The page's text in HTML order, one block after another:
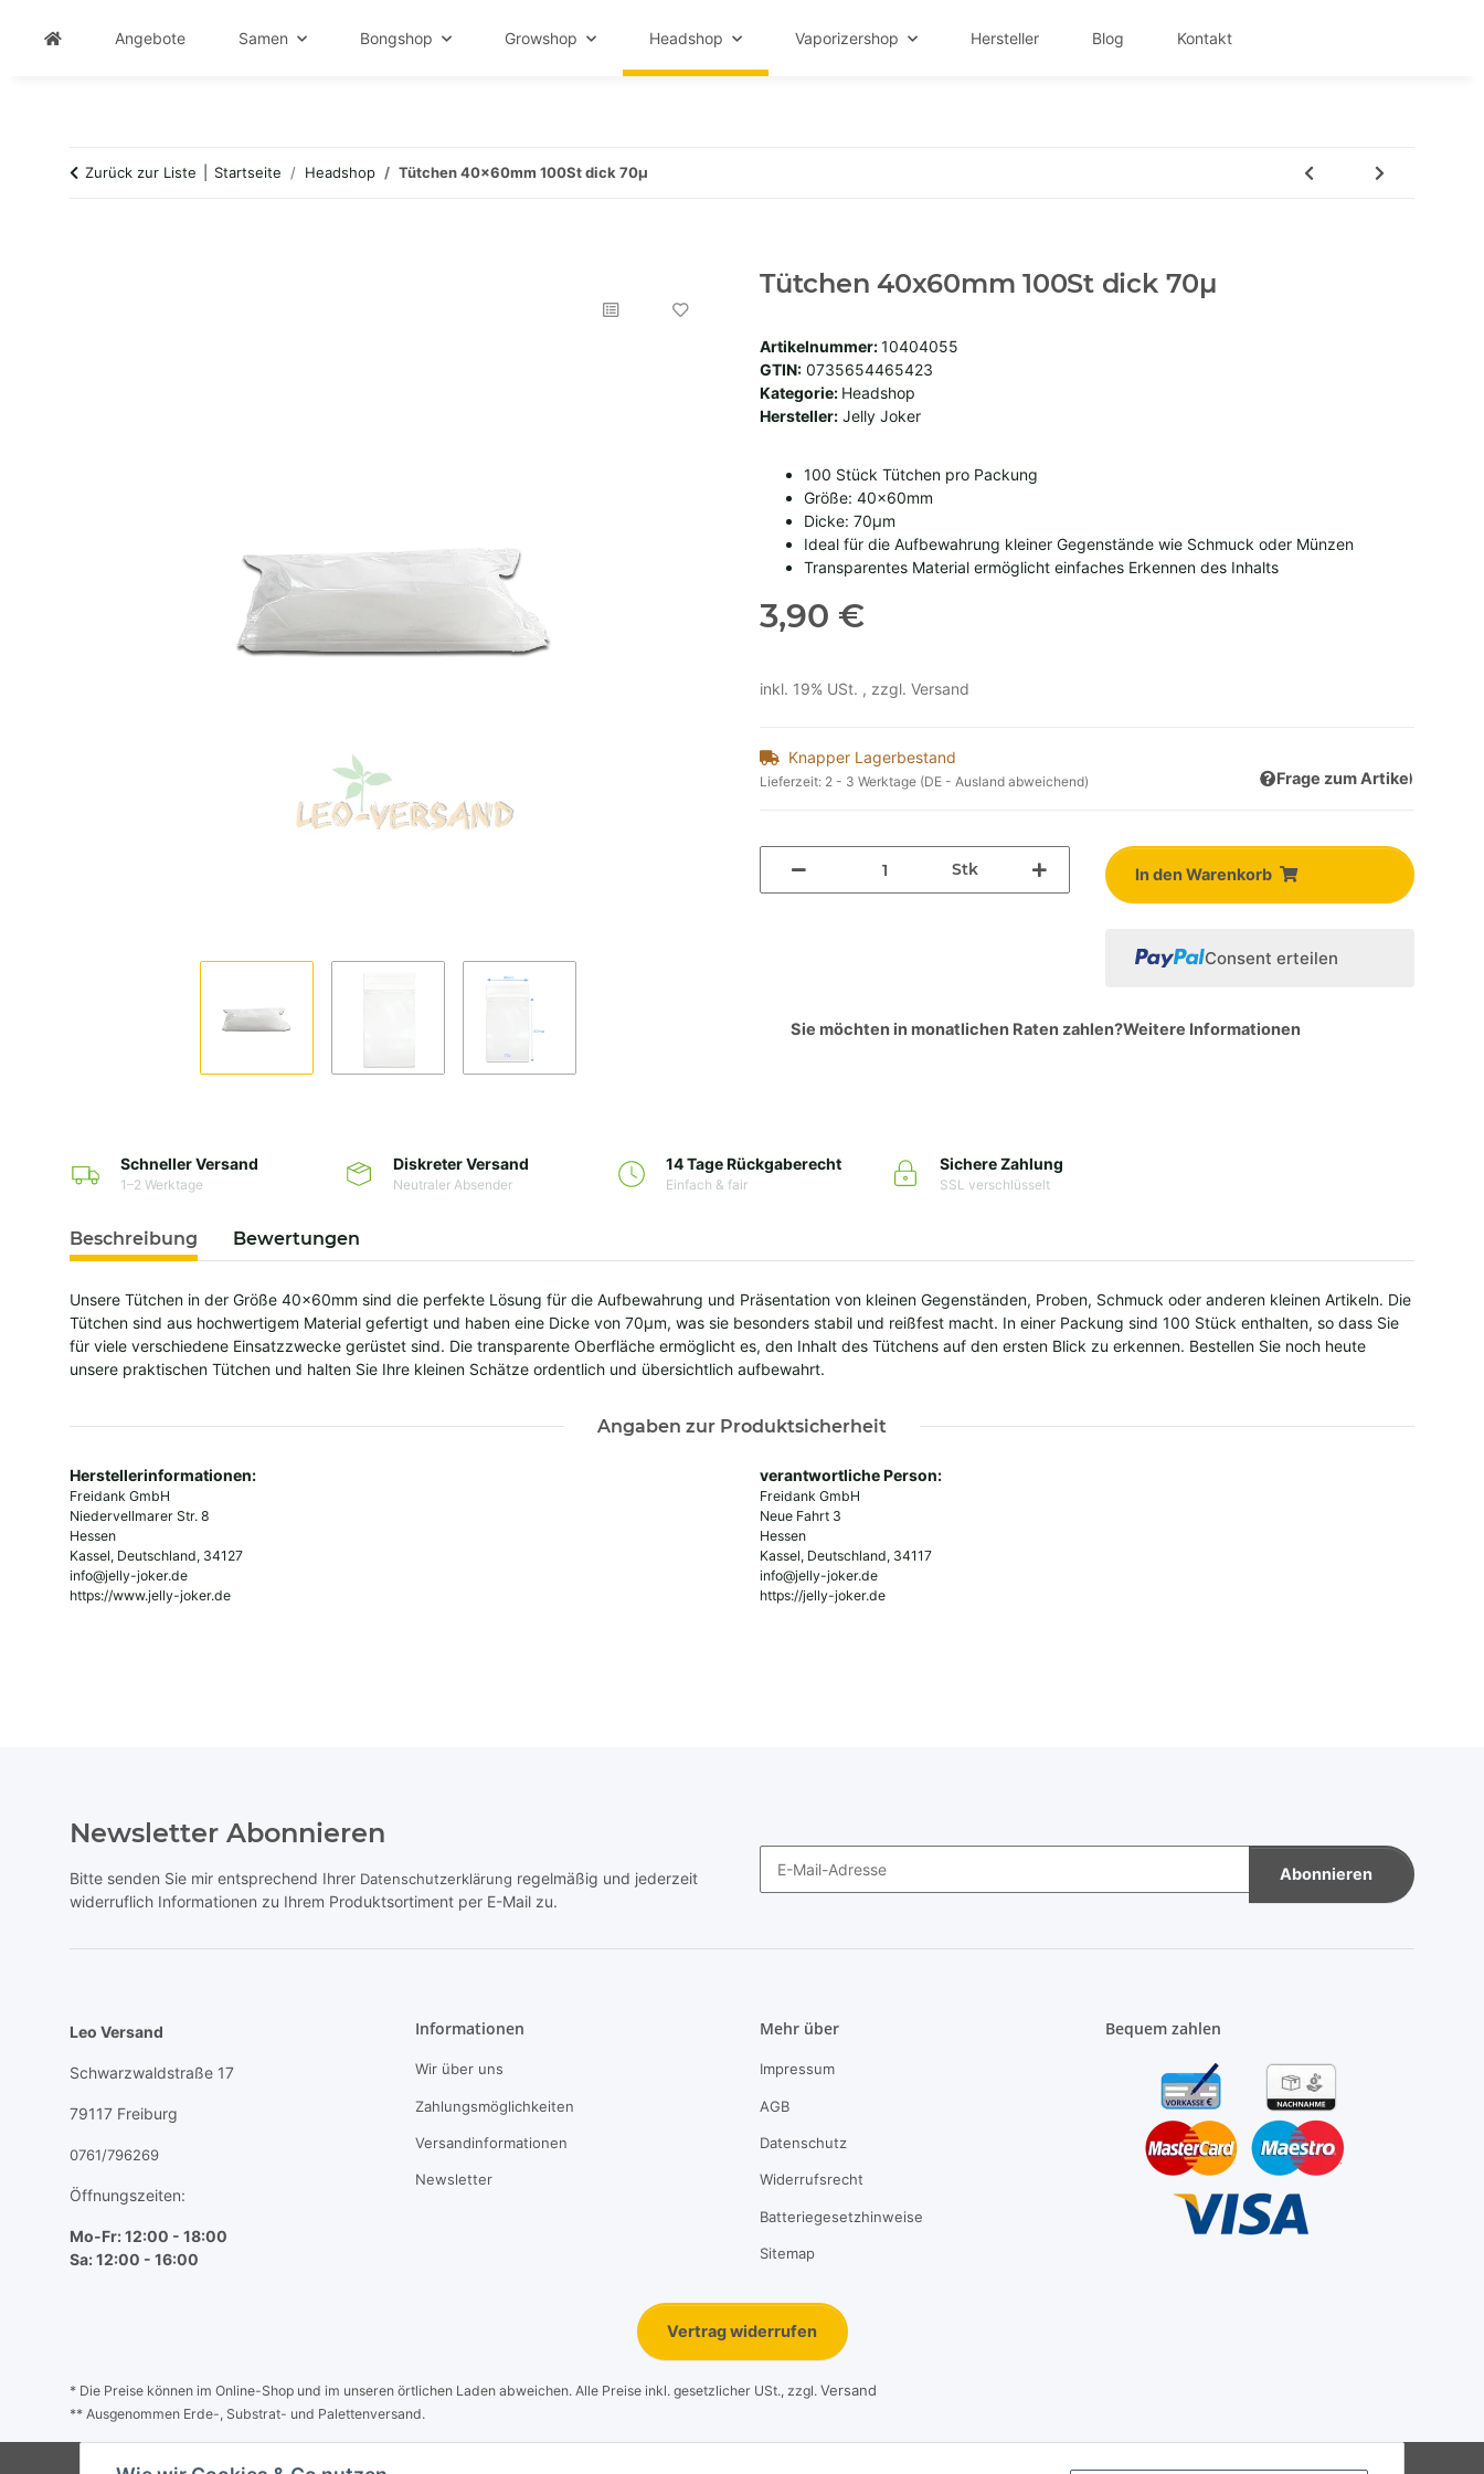
Angebote Samen Bongshop Growshop Headshop Vaporizershop Hersteller Blog Kontakt
Zurück zur Liste Startseite Headshop Tütchen 40x60mm 100St dick 70µ
Tütchen 40x60mm 100St dick 70µ
Artikelnummer:10404055
GTIN: 0735654465423
Kategorie: Headshop
Hersteller: Jelly Joker
100 Stück Tütchen pro Packung
Größe: 40x60mm
Dicke: 70µm
Ideal für die Aufbewahrung kleiner Gegenstände wie Schmuck oder Münzen
Transparentes Material ermöglicht einfaches Erkennen des Inhalts
3,90 €
inkl. 19% USt. , zzgl. Versand
Knapper Lagerbestand
Lieferzeit: 2 - 3 Werktage (DE - Ausland abweichend) Frage zum Artikel
Stk In den Warenkorb
Consent erteilen
Sie möchten in monatlichen Raten zahlen?Weitere Informationen
Schneller Versand
1–2 Werktage
Diskreter Versand
Neutraler Absender
14 Tage Rückgaberecht
Einfach & fair
Sichere Zahlung
SSL verschlüsselt
Beschreibung Bewertungen
Unsere Tütchen in der Größe 40x60mm sind die perfekte Lösung für die Aufbewahrung und Präsentation von kleinen Gegenständen, Proben, Schmuck oder anderen kleinen Artikeln. Die
Tütchen sind aus hochwertigem Material gefertigt und haben eine Dicke von 70µm, was sie besonders stabil und reißfest macht. In einer Packung sind 100 Stück enthalten, so dass Sie
für viele verschiedene Einsatzzwecke gerüstet sind. Die transparente Oberfläche ermöglicht es, den Inhalt des Tütchens auf den ersten Blick zu erkennen. Bestellen Sie noch heute
unsere praktischen Tütchen und halten Sie Ihre kleinen Schätze ordentlich und übersichtlich aufbewahrt.
Angaben zur Produktsicherheit
Herstellerinformationen:
Freidank GmbH
Niedervellmarer Str. 8
Hessen
Kassel, Deutschland, 34127
info@jelly-joker.de
https://www.jelly-joker.de
verantwortliche Person:
Freidank GmbH
Neue Fahrt 3
Hessen
Kassel, Deutschland, 34117
info@jelly-joker.de
https://jelly-joker.de
Newsletter Abonnieren
Bitte senden Sie mir entsprechend Ihrer Datenschutzerklärung regelmäßig und jederzeit
widerruflich Informationen zu Ihrem Produktsortiment per E-Mail zu.
Abonnieren
Leo Versand
Schwarzwaldstraße 17
79117 Freiburg
0761/796269
Öffnungszeiten:
Mo-Fr: 12:00 - 18:00
Sa: 12:00 - 16:00
Informationen
Wir über uns
Zahlungsmöglichkeiten
Versandinformationen
Newsletter
Mehr über
Impressum
AGB
Datenschutz
Widerrufsrecht
Batteriegesetzhinweise
Sitemap
Bequem zahlen
Vertrag widerrufen
* Die Preise können im Online-Shop und im unseren örtlichen Laden abweichen. Alle Preise inkl. gesetzlicher USt., zzgl. Versand
** Ausgenommen Erde-, Substrat- und Palettenversand.
Powered byJTL-Shop